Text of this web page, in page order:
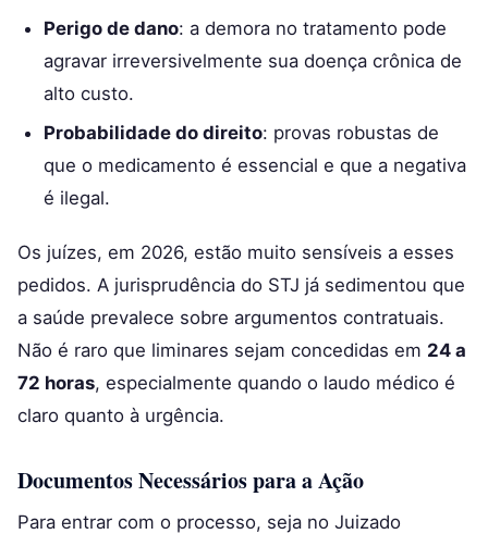
Perigo de dano: a demora no tratamento pode
agravar irreversivelmente sua doença crônica de
alto custo.
Probabilidade do direito: provas robustas de
que o medicamento é essencial e que a negativa
é ilegal.
Os juízes, em 2026, estão muito sensíveis a esses
pedidos. A jurisprudência do STJ já sedimentou que
a saúde prevalece sobre argumentos contratuais.
Não é raro que liminares sejam concedidas em 24 a
72 horas, especialmente quando o laudo médico é
claro quanto à urgência.
Documentos Necessários para a Ação
Para entrar com o processo, seja no Juizado